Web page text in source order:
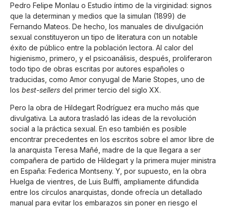
Pedro Felipe Monlau o Estudio íntimo de la virginidad: signos
que la determinan y medios que la simulan (1899) de
Fernando Mateos. De hecho, los manuales de divulgación
sexual constituyeron un tipo de literatura con un notable
éxito de público entre la población lectora. Al calor del
higienismo, primero, y el psicoanálisis, después, proliferaron
todo tipo de obras escritas por autores españoles o
traducidas, como Amor conyugal de Marie Stopes, uno de
los best-sellers del primer tercio del siglo XX.
Pero la obra de Hildegart Rodríguez era mucho más que
divulgativa. La autora trasladó las ideas de la revolución
social a la práctica sexual. En eso también es posible
encontrar precedentes en los escritos sobre el amor libre de
la anarquista Teresa Mañé, madre de la que llegara a ser
compañera de partido de Hildegart y la primera mujer ministra
en España: Federica Montseny. Y, por supuesto, en la obra
Huelga de vientres, de Luis Bulffi, ampliamente difundida
entre los círculos anarquistas, donde ofrecía un detallado
manual para evitar los embarazos sin poner en riesgo el